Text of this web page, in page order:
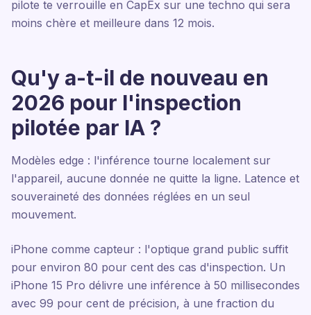
pilote te verrouille en CapEx sur une techno qui sera
moins chère et meilleure dans 12 mois.
Qu'y a-t-il de nouveau en
2026 pour l'inspection
pilotée par IA ?
Modèles edge : l'inférence tourne localement sur
l'appareil, aucune donnée ne quitte la ligne. Latence et
souveraineté des données réglées en un seul
mouvement.
iPhone comme capteur : l'optique grand public suffit
pour environ 80 pour cent des cas d'inspection. Un
iPhone 15 Pro délivre une inférence à 50 millisecondes
avec 99 pour cent de précision, à une fraction du